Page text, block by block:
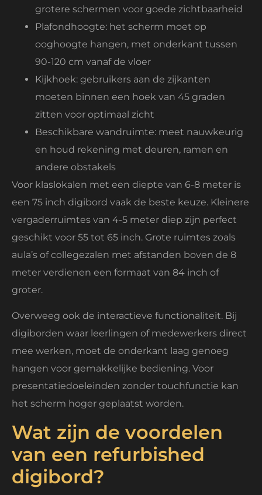
grotere schermen voor goede zichtbaarheid
Plafondhoogte: het scherm moet op
ooghoogte hangen, met onderkant tussen
90-120 cm vanaf de vloer
Kijkhoek: gebruikers aan de zijkanten
moeten binnen een hoek van 45 graden
zitten voor optimaal zicht
Beschikbare wandruimte: meet nauwkeurig
en houd rekening met deuren, ramen en
andere obstakels
Voor klaslokalen met een diepte van 6-8 meter is
een 75 inch digibord vaak de beste keuze. Kleinere
vergaderruimtes van 4-5 meter diep zijn perfect
geschikt voor 55 tot 65 inch. Grote ruimtes zoals
aula’s of collegezalen met afstanden boven de 8
meter verdienen een formaat van 84 inch of
groter.
Overweeg ook de interactieve functionaliteit. Bij
digiborden waar leerlingen of medewerkers direct
mee werken, moet de onderkant laag genoeg
hangen voor gemakkelijke bediening. Voor
presentatiedoeleinden zonder touchfunctie kan
het scherm hoger geplaatst worden.
Wat zijn de voordelen
van een refurbished
digibord?